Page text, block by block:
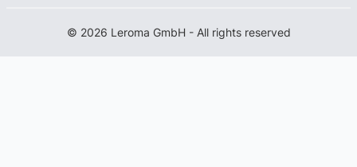
© 2026 Leroma GmbH - All rights reserved